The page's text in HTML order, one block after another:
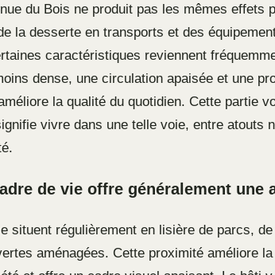
du Bois ne produit pas les mêmes effets
la desserte en transports et des
caractéristiques reviennent
dense, une circulation apaisée et une
la qualité du quotidien. Cette partie
vivre dans une telle voie, entre atouts
de vie offre généralement une
situent régulièrement en lisière de parcs,
aménagées. Cette proximité améliore la